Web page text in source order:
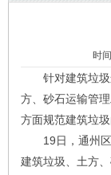
时
针对建筑垃圾
方、砂石运输管
方面规范建筑垃圾
19日，通州区
建筑垃圾、土方